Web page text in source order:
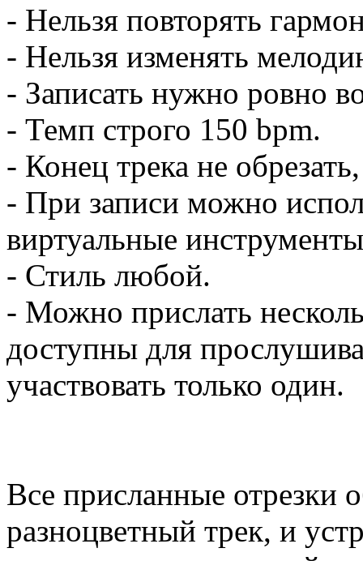
- Нельзя повторять
- Нельзя изменять
- Записать нужно ровно
- Темп строго 150 bpm.
- Конец трека не
- При записи можно
виртуальные
- Стиль любой.
- Можно прислать
доступны для
участвовать только один.
Все присланные отрезки
разноцветный трек, и